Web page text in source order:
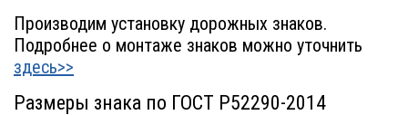
Производим установку дорожных знаков.
Подробнее о монтаже знаков можно уточнить
здесь>>
Размеры знака по ГОСТ Р52290-2014